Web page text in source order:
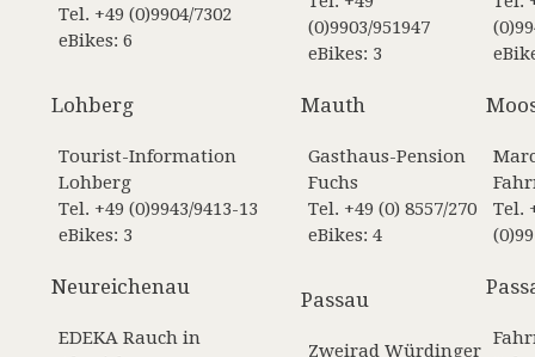
Tel. +49 (0)9904/7302
eBikes: 6
(0)9903/951947
eBikes: 3
Lohberg
Tourist-Information
Lohberg
Tel. +49 (0)9943/9413-13
eBikes: 3
Mauth
Gasthaus-Pension
Fuchs
Tel. +49 (0) 8557/270
eBikes: 4
Tel.
Neureichenau
EDEKA Rauch in
Passau
Zweirad Würdinger